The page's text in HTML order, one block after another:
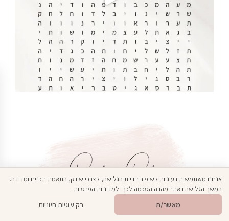
Popular Posts
🎁
אנחנו משתמשות בעוגיות לשיפור חוויית הגלישה, לצרכי שיווק, התאמת תכנים ומדידה.
המשך הגלישה באתר מהווה הסכמה לכך ולמדיניות הפרטיות.
מאשר/ת רק עוגיות חיוניות